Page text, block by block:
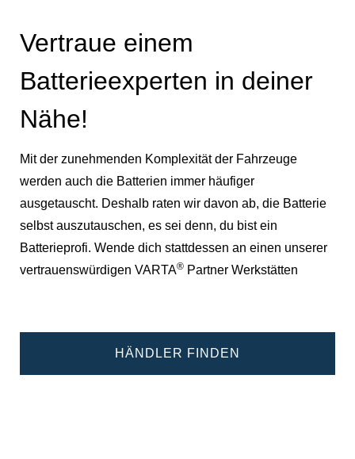
Vertraue einem
Batterieexperten in deiner
Nähe!
Mit der zunehmenden Komplexität der Fahrzeuge
werden auch die Batterien immer häufiger
ausgetauscht. Deshalb raten wir davon ab, die Batterie
selbst auszutauschen, es sei denn, du bist ein
Batterieprofi. Wende dich stattdessen an einen unserer
vertrauenswürdigen VARTA® Partner Werkstätten
HÄNDLER FINDEN